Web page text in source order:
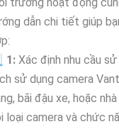
dẫn chi tiết giúp
1: Xác định nhu cầu
sử dụng camera
bãi đậu xe, hoặc
loại camera và chức